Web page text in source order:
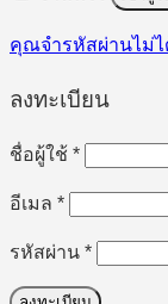
คุณจำรหัสผ่านไม่ไ
ลงทะเบียน
ชื่อผู้ใช้ *ต้องการ
อีเมล *ต้องการ
รหัสผ่าน *ต้องการ